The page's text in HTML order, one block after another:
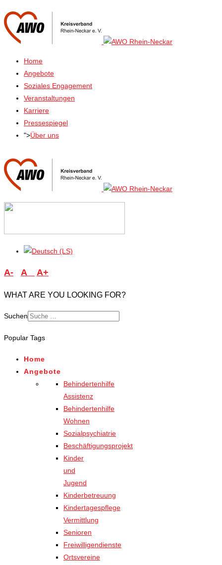
Home
Angebote
Soziales Engagement
Veranstaltungen
Karriere
Pressespiegel
">Über uns
A- A A+
WHAT ARE YOU LOOKING FOR?
Suchen
for results.
Popular Tags
Home
Angebote
Behindertenhilfe
Assistenz
Behindertenhilfe
Wohnen
Sozialpsychiatrie
Beschäftigungsprojekt
Kinder
und
Jugend
Kinderbetreuung
Kindertagespflege
Vermittlung
Senioren
Freiwilligendienste
Ortsvereine